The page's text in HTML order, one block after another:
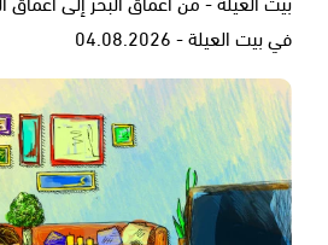
في بيت العيلة - 04.08.2026